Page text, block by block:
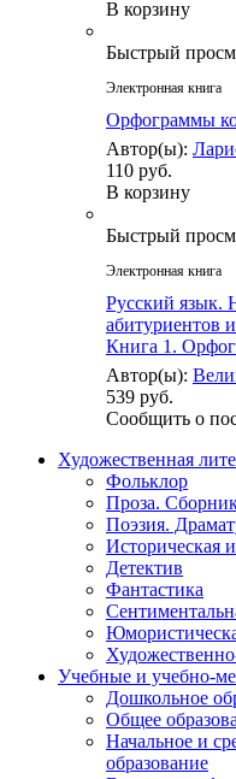
В корзину
Быстрый
Электронная книга
Орфограммы
Автор(ы):
110 руб.
В корзину
Быстрый
Электронная книга
Русский язык.
абитуриентов
Книга 1.
Автор(ы):
539 руб.
Сообщить о
Художественная
Фольклор
Проза.
Поэзия.
Историческая
Детектив
Фантастика
Учебные и учебно-
Дошкольное
Общее
Начальное и
образование